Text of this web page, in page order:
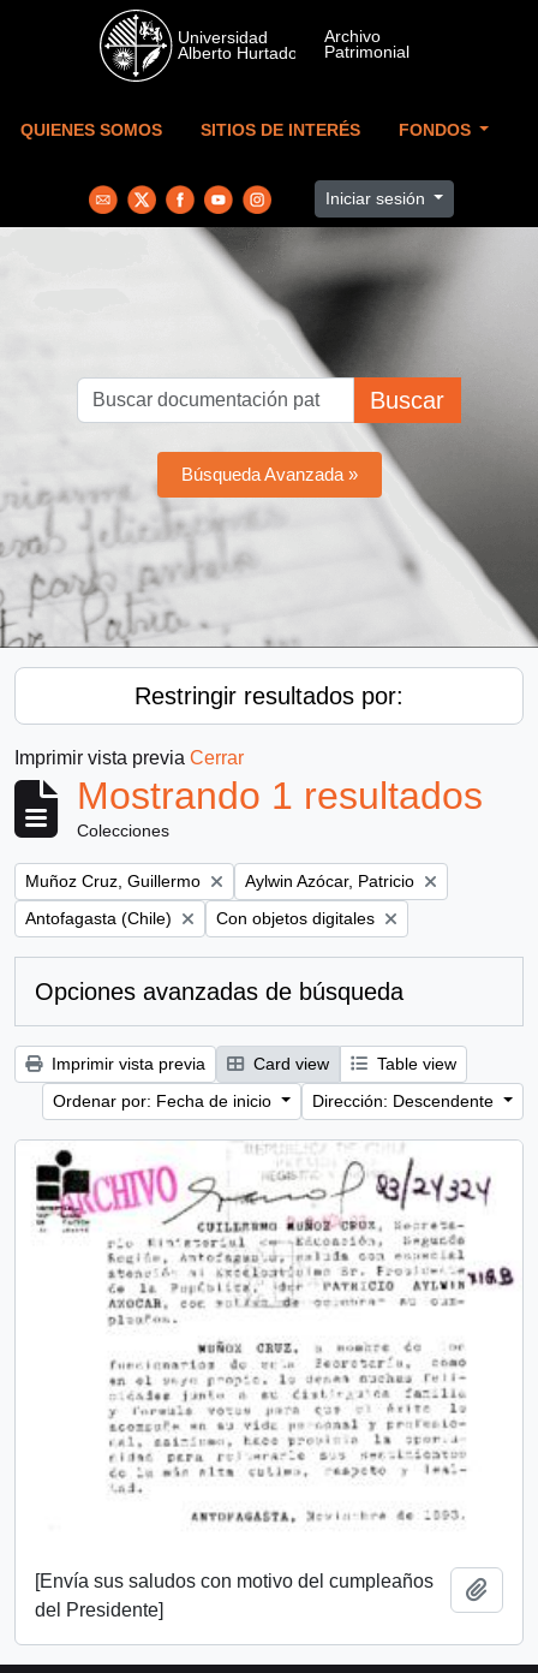
Skip to main content
QUIENES SOMOS SITIOS DE INTERÉS FONDOS
Iniciar sesión
Buscar
Búsqueda Avanzada »
Restringir resultados por:
Imprimir vista previa Cerrar
Mostrando 1 resultados
Colecciones
Remove filter:
Muñoz Cruz, Guillermo Remove filter:
Aylwin Azócar, Patricio
Remove filter:
Antofagasta (Chile) Remove filter:
Con objetos digitales
Opciones avanzadas de búsqueda
Imprimir vista previa Card view
Table view
Ordenar por: Fecha de inicio
Dirección: Descendente
[Envía sus saludos con motivo del cumpleaños
del Presidente]